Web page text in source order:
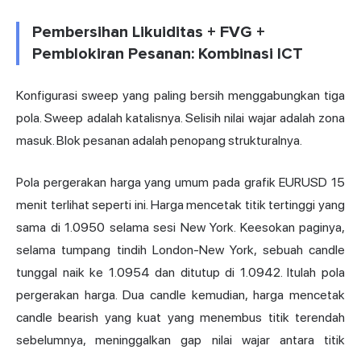
Pembersihan Likuiditas + FVG +
Pemblokiran Pesanan: Kombinasi ICT
Konfigurasi sweep yang paling bersih menggabungkan tiga
pola. Sweep adalah katalisnya. Selisih nilai wajar adalah zona
masuk. Blok pesanan adalah penopang strukturalnya.
Pola pergerakan harga yang umum pada grafik EURUSD 15
menit terlihat seperti ini. Harga mencetak titik tertinggi yang
sama di 1.0950 selama sesi New York. Keesokan paginya,
selama tumpang tindih London-New York, sebuah candle
tunggal naik ke 1.0954 dan ditutup di 1.0942. Itulah pola
pergerakan harga. Dua candle kemudian, harga mencetak
candle bearish yang kuat yang menembus titik terendah
sebelumnya, meninggalkan gap nilai wajar antara titik